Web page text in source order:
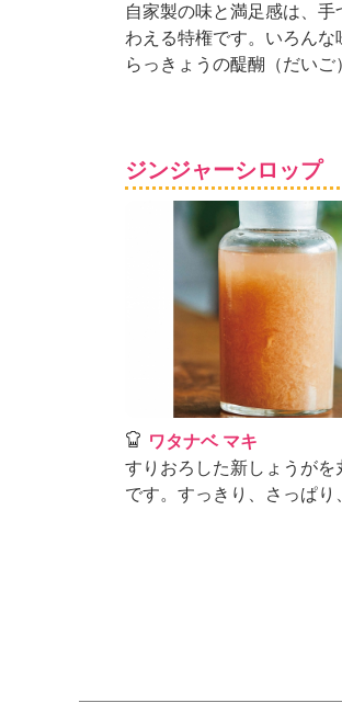
自家製の味と満足感は、
わえる特権です。いろんな
らっきょうの醍醐（だいご
ジンジャーシロップ
ワタナベ マキ
すりおろした新しょうが
です。すっきり、さっぱり